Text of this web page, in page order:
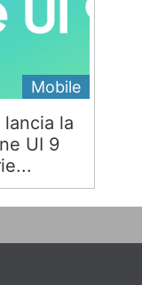
Mobile
lancia la
UI 9